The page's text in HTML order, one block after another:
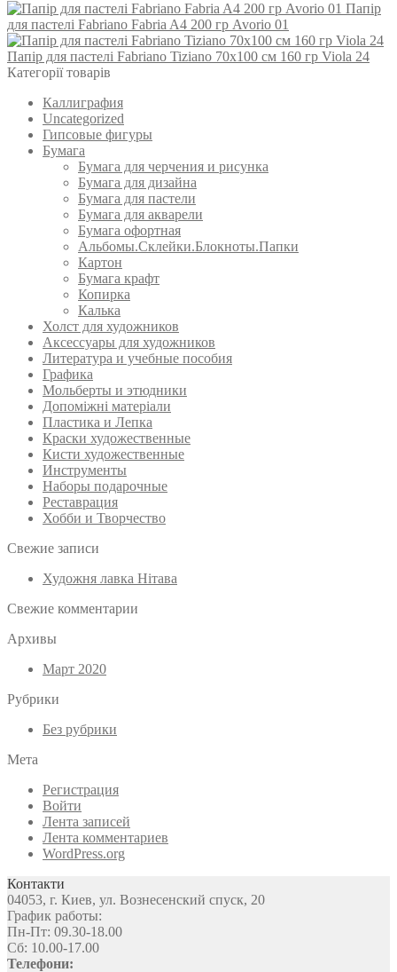
Папір
для пастелі Fabriano Fabria A4 200 гр Avorio 01
Папір для пастелі Fabriano Tiziano 70х100 см 160 гр Viola 24
Категорії товарів
Каллиграфия
Uncategorized
Гипсовые фигуры
Бумага
Бумага для черчения и рисунка
Бумага для дизайна
Бумага для пастели
Бумага для акварели
Бумага офортная
Альбомы.Склейки.Блокноты.Папки
Картон
Бумага крафт
Копирка
Калька
Холст для художников
Аксессуары для художников
Литература и учебные пособия
Графика
Мольберты и этюдники
Допоміжні матеріали
Пластика и Лепка
Краски художественные
Кисти художественные
Инструменты
Наборы подарочные
Реставрация
Хобби и Творчество
Свежие записи
Художня лавка Нітава
Свежие комментарии
Архивы
Март 2020
Рубрики
Без рубрики
Мета
Регистрация
Войти
Лента записей
Лента комментариев
WordPress.org
Контакти
04053, г. Киев, ул. Вознесенский спуск, 20
График работы:
Пн-Пт: 09.30-18.00
Сб: 10.00-17.00
Телефони: